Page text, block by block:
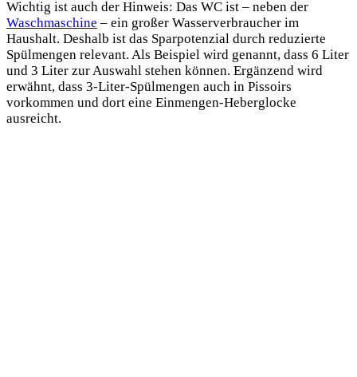
Wichtig ist auch der Hinweis: Das WC ist – neben der
Waschmaschine – ein großer Wasserverbraucher im
Haushalt. Deshalb ist das Sparpotenzial durch reduzierte
Spülmengen relevant. Als Beispiel wird genannt, dass 6 Liter
und 3 Liter zur Auswahl stehen können. Ergänzend wird
erwähnt, dass 3-Liter-Spülmengen auch in Pissoirs
vorkommen und dort eine Einmengen-Heberglocke
ausreicht.